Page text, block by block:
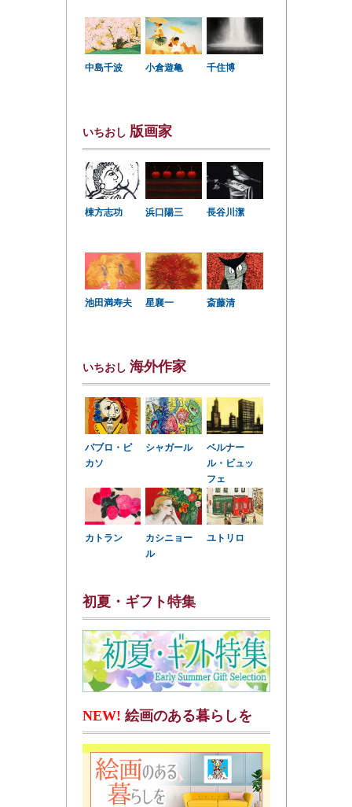
中島千波 小倉遊亀 千住博
いちおし 版画家
棟方志功 浜口陽三 長谷川潔
池田満寿夫 星襄一 斎藤清
いちおし 海外作家
パブロ・ピ
カソ
シャガール
ベルナー
ル・ビュッ
フェ
カトラン
カシニョー
ル
ユトリロ
初夏・ギフト特集
NEW! 絵画のある暮らしを